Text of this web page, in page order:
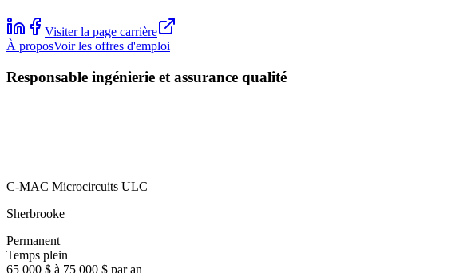
Visiter la page carrière
À proposVoir les offres d'emploi
Responsable ingénierie et assurance qualité
C-MAC Microcircuits ULC
Sherbrooke
Permanent
Temps plein
65 000 $ à 75 000 $ par an